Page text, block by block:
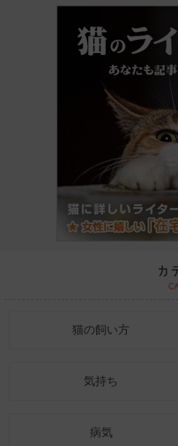
猫の飼い方
気持ち
病気